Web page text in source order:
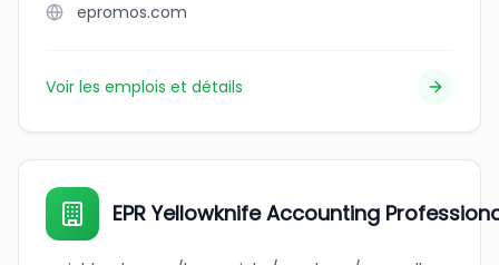
epromos.com
Voir les emplois et détails
EPR Yellowknife Accounting